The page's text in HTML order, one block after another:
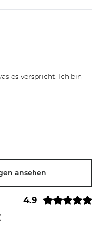
es verspricht. Ich bin
ansehen
4.9